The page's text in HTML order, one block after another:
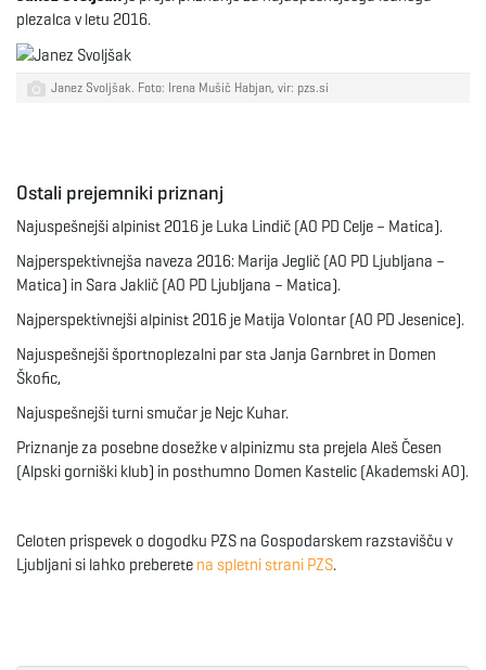
plezalca v letu 2016.
Janez Svoljšak. Foto: Irena Mušič Habjan, vir: pzs.si
Ostali prejemniki priznanj
Najuspešnejši alpinist 2016 je Luka Lindič (AO PD Celje – Matica).
Najperspektivnejša naveza 2016: Marija Jeglič (AO PD Ljubljana –
Matica) in Sara Jaklič (AO PD Ljubljana – Matica).
Najperspektivnejši alpinist 2016 je Matija Volontar (AO PD Jesenice).
Najuspešnejši športnoplezalni par sta Janja Garnbret in Domen
Škofic,
Najuspešnejši turni smučar je Nejc Kuhar.
Priznanje za posebne dosežke v alpinizmu sta prejela Aleš Česen
(Alpski gorniški klub) in posthumno Domen Kastelic (Akademski AO).
Celoten prispevek o dogodku PZS na Gospodarskem razstavišču v
Ljubljani si lahko preberete na spletni strani PZS.